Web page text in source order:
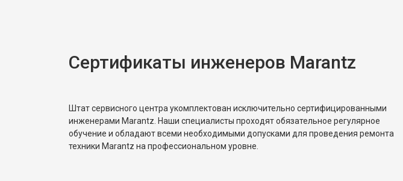
Сертификаты инженеров Marantz
Штат сервисного центра укомплектован исключительно сертифицированными
инженерами Marantz. Наши специалисты проходят обязательное регулярное
обучение и обладают всеми необходимыми допусками для проведения ремонта
техники Marantz на профессиональном уровне.